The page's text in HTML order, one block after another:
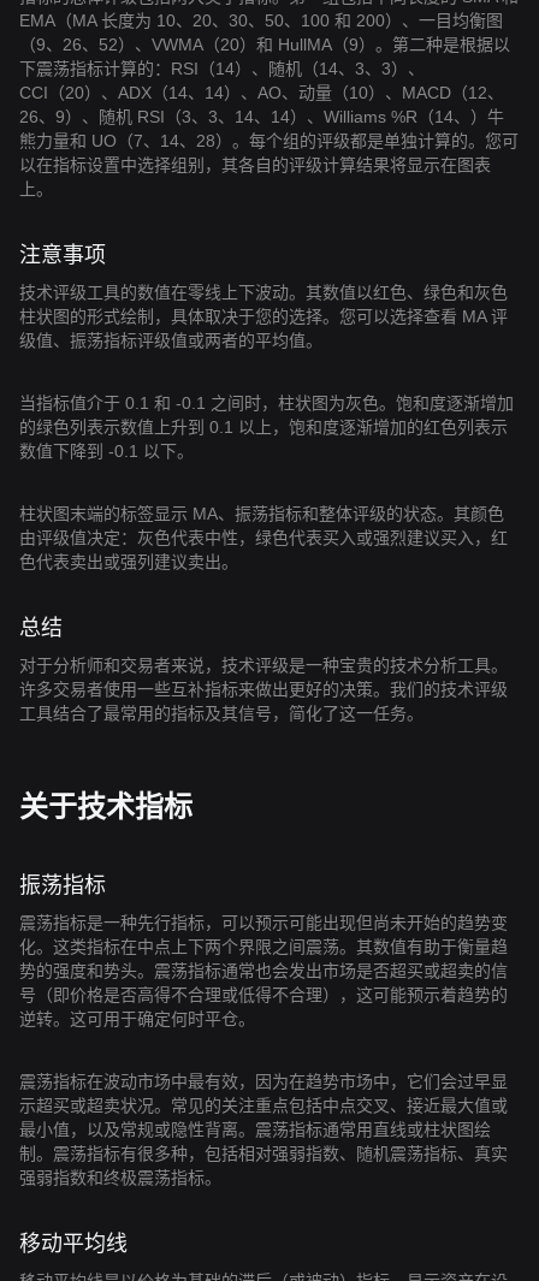
EMA（MA 长度为 10、20、30、50、100 和 200）、一目均衡图
（9、26、52）、VWMA（20）和 HullMA（9）。第二种是根据以
下震荡指标计算的：RSI（14）、随机（14、3、3）、
CCI（20）、ADX（14、14）、AO、动量（10）、MACD（12、
26、9）、随机 RSI（3、3、14、14）、Williams %R（14、）牛
熊力量和 UO（7、14、28）。每个组的评级都是单独计算的。您可
以在指标设置中选择组别，其各自的评级计算结果将显示在图表
上。
注意事项
技术评级工具的数值在零线上下波动。其数值以红色、绿色和灰色
柱状图的形式绘制，具体取决于您的选择。您可以选择查看 MA 评
级值、振荡指标评级值或两者的平均值。
当指标值介于 0.1 和 -0.1 之间时，柱状图为灰色。饱和度逐渐增加
的绿色列表示数值上升到 0.1 以上，饱和度逐渐增加的红色列表示
数值下降到 -0.1 以下。
柱状图末端的标签显示 MA、振荡指标和整体评级的状态。其颜色
由评级值决定：灰色代表中性，绿色代表买入或强烈建议买入，红
色代表卖出或强列建议卖出。
总结
对于分析师和交易者来说，技术评级是一种宝贵的技术分析工具。
许多交易者使用一些互补指标来做出更好的决策。我们的技术评级
工具结合了最常用的指标及其信号，简化了这一任务。
关于技术指标
振荡指标
震荡指标是一种先行指标，可以预示可能出现但尚未开始的趋势变
化。这类指标在中点上下两个界限之间震荡。其数值有助于衡量趋
势的强度和势头。震荡指标通常也会发出市场是否超买或超卖的信
号（即价格是否高得不合理或低得不合理），这可能预示着趋势的
逆转。这可用于确定何时平仓。
震荡指标在波动市场中最有效，因为在趋势市场中，它们会过早显
示超买或超卖状况。常见的关注重点包括中点交叉、接近最大值或
最小值，以及常规或隐性背离。震荡指标通常用直线或柱状图绘
制。震荡指标有很多种，包括相对强弱指数、随机震荡指标、真实
强弱指数和终极震荡指标。
移动平均线